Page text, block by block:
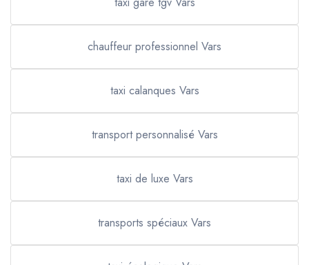
chauffeur professionnel Vars
taxi calanques Vars
transport personnalisé Vars
taxi de luxe Vars
transports spéciaux Vars